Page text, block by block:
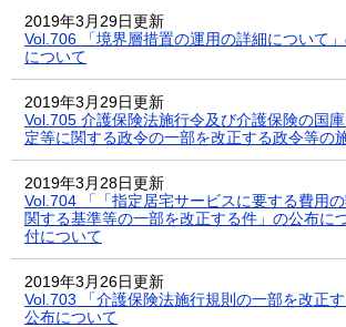
2019年3月29日更新
Vol.706 「境界層措置の運用の詳細について
について
2019年3月29日更新
Vol.705 介護保険法施行令及び介護保険の国
定等に関する政令の一部を改正する政令等の
2019年3月28日更新
Vol.704 「「指定居宅サービスに要する費用
関する基準等の一部を改正する件」の公布に
付について
2019年3月26日更新
Vol.703 「介護保険法施行規則の一部を改正
公布について